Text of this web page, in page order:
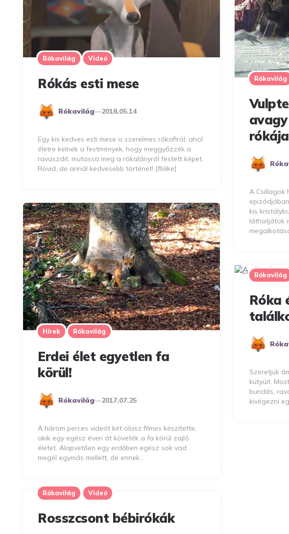
Rókavilág Videó
Rókás esti mese
Posted
Rókavilág 2018.05.14
Egy kis kedves esti mese a szerelmes rókafiról, ahol
életre kelnek a festmények, hogy meggyőzzék a
ravaszdit, mutassa meg a rókalányról festett képet..
Rövid, de annál kedvesebb történet! [fblike]
Rókavilág
rókája
A Csillagok
kis
láthatjátok
Hírek Rókavilág
Erdei élet egyetlen fa
körül!
Posted
Rókavilág 2017.07.25
A három perces videót két olasz filmes készítette,
akik egy egész éven át követék a fa körül zajló
életet. Alapvetően egy erdőben egész sok vad
megél egymás mellett, de ennek…
Rókavilág
Róka
Szeretjük
kütyüit.
bundás,
kivégezni
Rókavilág Videó
Rosszcsont bébirókák